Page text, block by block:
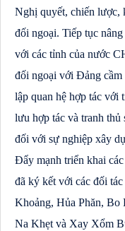
Nghị quyết, chiến lược,
đối ngoại. Tiếp tục
với các tỉnh của nước
đối ngoại với Đảng cầm
lập quan hệ hợp tác với
lưu hợp tác và tranh thủ
đối với sự nghiệp xây
Đẩy mạnh triển khai
đã ký kết với các đối
Khoảng, Hủa Phăn,
Na Khẹt và Xay Xổm